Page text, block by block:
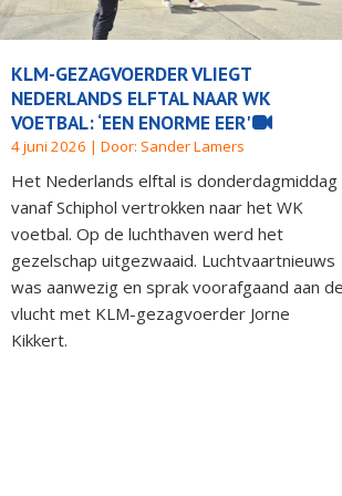
KLM-GEZAGVOERDER VLIEGT
NEDERLANDS ELFTAL NAAR WK
VOETBAL: ‘EEN ENORME EER'
4 juni 2026 | Door: Sander Lamers
Het Nederlands elftal is donderdagmiddag
vanaf Schiphol vertrokken naar het WK
voetbal. Op de luchthaven werd het
gezelschap uitgezwaaid. Luchtvaartnieuws
was aanwezig en sprak voorafgaand aan
vlucht met KLM-gezagvoerder Jorne
Kikkert.